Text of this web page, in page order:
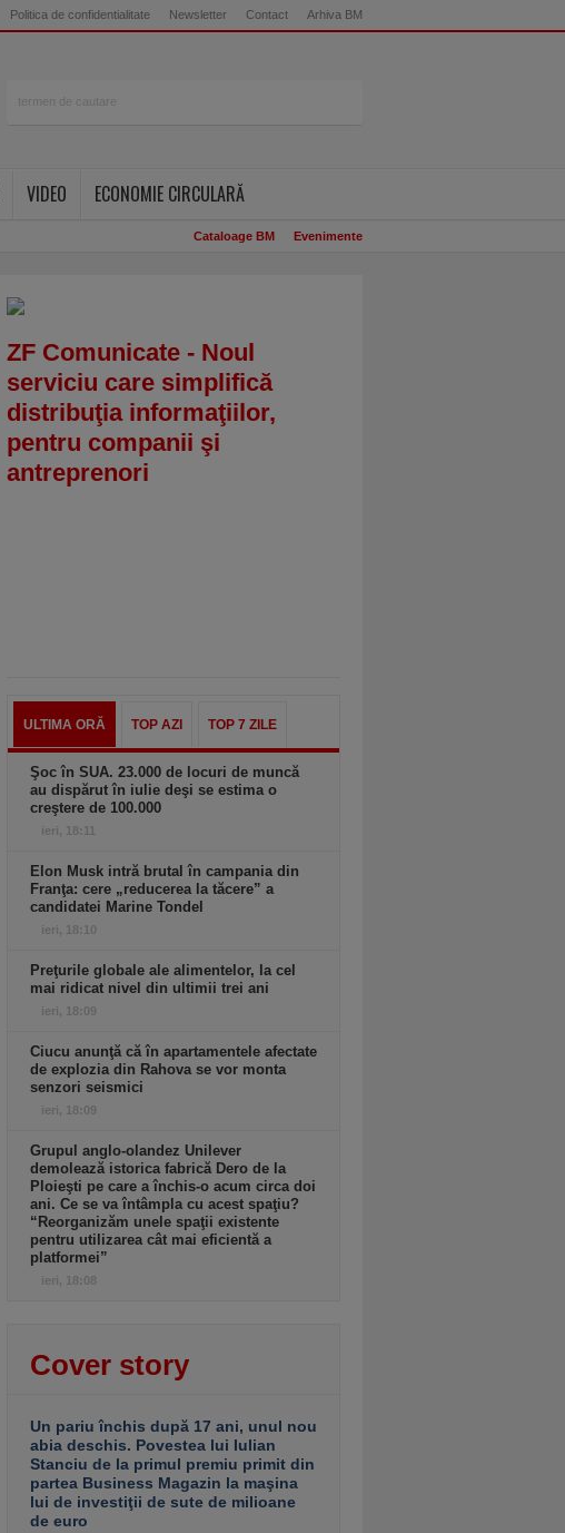
Politica de confidentialitate Newsletter Contact Arhiva BM
VIDEO
ECONOMIE CIRCULARĂ
Cataloage BM Evenimente
ZF Comunicate - Noul
serviciu care simplifică
distribuţia informaţiilor,
pentru companii şi
antreprenori
ULTIMA ORĂ TOP AZI TOP 7 ZILE
Şoc în SUA. 23.000 de locuri de muncă
au dispărut în iulie deşi se estima o
creştere de 100.000
ieri, 18:11
Elon Musk intră brutal în campania din
Franţa: cere „reducerea la tăcere” a
candidatei Marine Tondel
ieri, 18:10
Preţurile globale ale alimentelor, la cel
mai ridicat nivel din ultimii trei ani
ieri, 18:09
Ciucu anunţă că în apartamentele afectate
de explozia din Rahova se vor monta
senzori seismici
ieri, 18:09
Grupul anglo-olandez Unilever
demolează istorica fabrică Dero de la
Ploieşti pe care a închis-o acum circa doi
ani. Ce se va întâmpla cu acest spaţiu?
“Reorganizăm unele spaţii existente
pentru utilizarea cât mai eficientă a
platformei”
ieri, 18:08
Cover story
Un pariu închis după 17 ani, unul nou
abia deschis. Povestea lui Iulian
Stanciu de la primul premiu primit din
partea Business Magazin la maşina
lui de investiţii de sute de milioane
de euro